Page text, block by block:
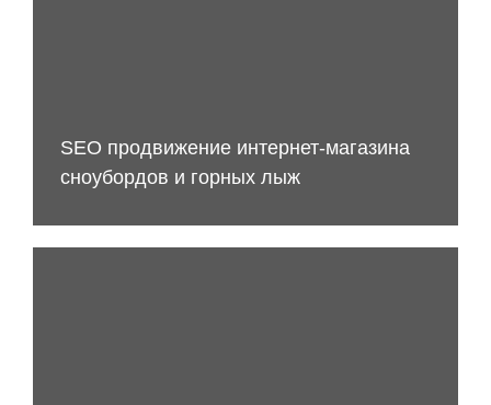
SEO продвижение интернет-магазина
сноубордов и горных лыж